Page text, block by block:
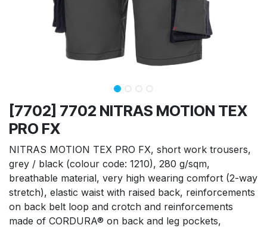
[7702] 7702 NITRAS MOTION TEX
PRO FX
NITRAS MOTION TEX PRO FX, short work trousers,
grey / black (colour code: 1210), 280 g/sqm,
breathable material, very high wearing comfort (2-way
stretch), elastic waist with raised back, reinforcements
on back belt loop and crotch and reinforcements
made of CORDURA® on back and leg pockets,